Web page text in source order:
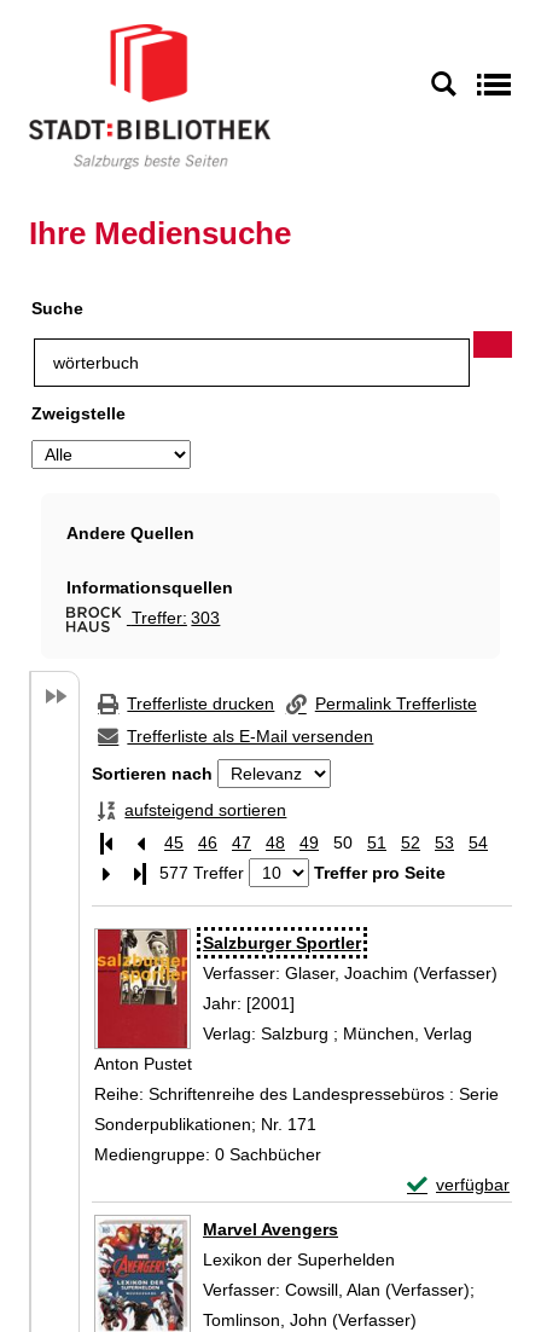
Ihre Mediensuche
Suche
Zweigstelle
Andere Quellen
Informationsquellen
Treffer: 303
Trefferliste drucken
Permalink Trefferliste
Trefferliste als E-Mail versenden
Sortieren nach
aufsteigend sortieren
45
46 47 48 49 50 51 52 53
54
Letzte Seite
577 Treffer Treffer pro Seite
Suchergebnis
Zu den Suchfiltern springen
Salzburger Sportler
Verfasser: Glaser, Joachim (Verfasser)
Jahr: [2001]
Verlag: Salzburg ; München, Verlag
Anton Pustet
Reihe: Schriftenreihe des Landespressebüros : Serie
Sonderpublikationen; Nr. 171
Mediengruppe: 0 Sachbücher
verfügbar
Exemplar-
Marvel Avengers
Lexikon der Superhelden
Verfasser: Cowsill, Alan (Verfasser);
Tomlinson, John (Verfasser)